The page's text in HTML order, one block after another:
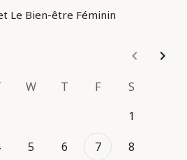
Le Bien-être Féminin
W T F
S
1
5 6 7
8